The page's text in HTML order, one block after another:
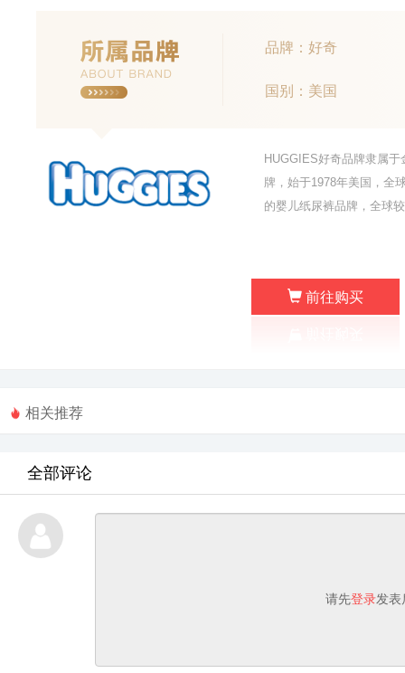
品牌：好奇
国别：美国
HUGGIES好奇品牌隶属
牌，始于1978年美国，全
的婴儿纸尿裤品牌，全球
前往购买
相关推荐
全部评论
请先登录发表